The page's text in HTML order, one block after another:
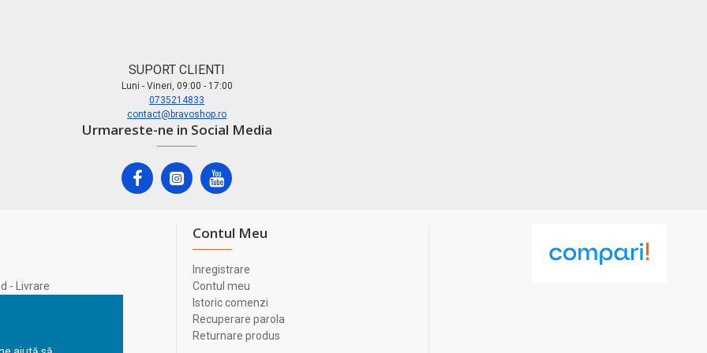
SUPORT CLIENTI
Luni - Vineri, 09:00 - 17:00
0735214833
contact@bravoshop.ro
Urmareste-ne in Social Media
- Livrare
Contul Meu
Inregistrare
Contul meu
Istoric comenzi
Recuperare parola
Returnare produs